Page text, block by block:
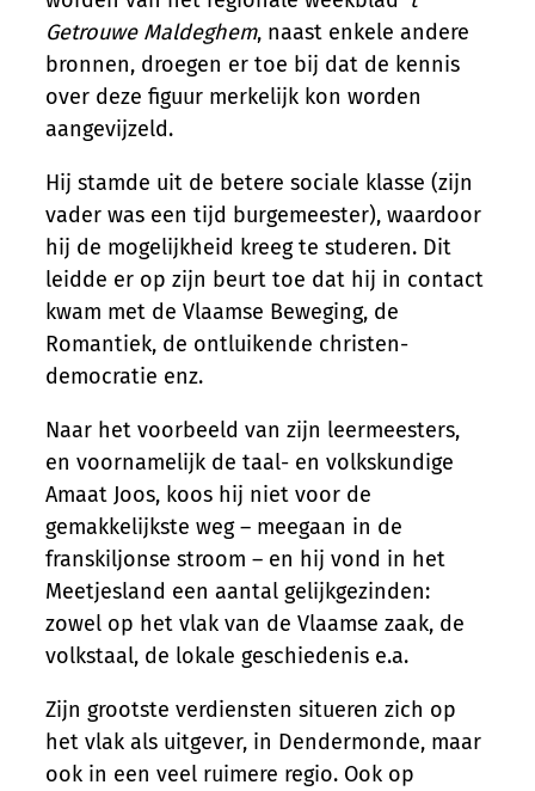
Getrouwe Maldeghem, naast enkele andere
bronnen, droegen er toe bij dat de kennis
over deze figuur merkelijk kon worden
aangevijzeld.
Hij stamde uit de betere sociale klasse (zijn
vader was een tijd burgemeester), waardoor
hij de mogelijkheid kreeg te studeren. Dit
leidde er op zijn beurt toe dat hij in contact
kwam met de Vlaamse Beweging, de
Romantiek, de ontluikende christen-
democratie enz.
Naar het voorbeeld van zijn leermeesters,
en voornamelijk de taal- en volkskundige
Amaat Joos, koos hij niet voor de
gemakkelijkste weg – meegaan in de
franskiljonse stroom – en hij vond in het
Meetjesland een aantal gelijkgezinden:
zowel op het vlak van de Vlaamse zaak, de
volkstaal, de lokale geschiedenis e.a.
Zijn grootste verdiensten situeren zich op
het vlak als uitgever, in Dendermonde, maar
ook in een veel ruimere regio. Ook op